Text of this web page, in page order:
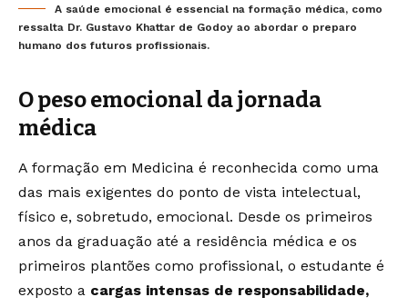
A saúde emocional é essencial na formação médica, como
ressalta Dr. Gustavo Khattar de Godoy ao abordar o preparo
humano dos futuros profissionais.
O peso emocional da jornada
médica
A formação em Medicina é reconhecida como uma
das mais exigentes do ponto de vista intelectual,
físico e, sobretudo, emocional. Desde os primeiros
anos da graduação até a residência médica e os
primeiros plantões como profissional, o estudante é
exposto a cargas intensas de responsabilidade,